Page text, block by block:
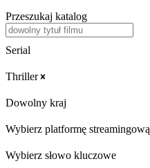
Przeszukaj katalog
Serial
Thriller
Dowolny kraj
Wybierz platformę streamingową
Wybierz słowo kluczowe